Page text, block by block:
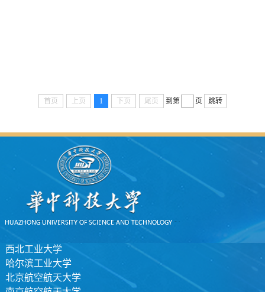
首页 上页 1 下页 尾页 到第 页 跳转
西北工业大学
哈尔滨工业大学
北京航空航天大学